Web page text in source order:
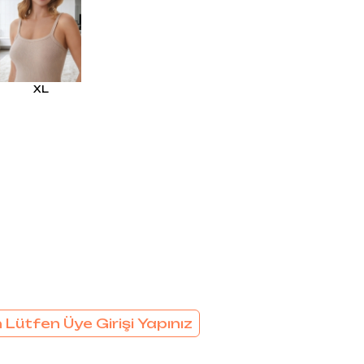
SÜTYEN TAKIM
KADIN
ÇAMAŞIR
TAKIMI
KADIN KORSE
XL
Üye Girişi Yapınız